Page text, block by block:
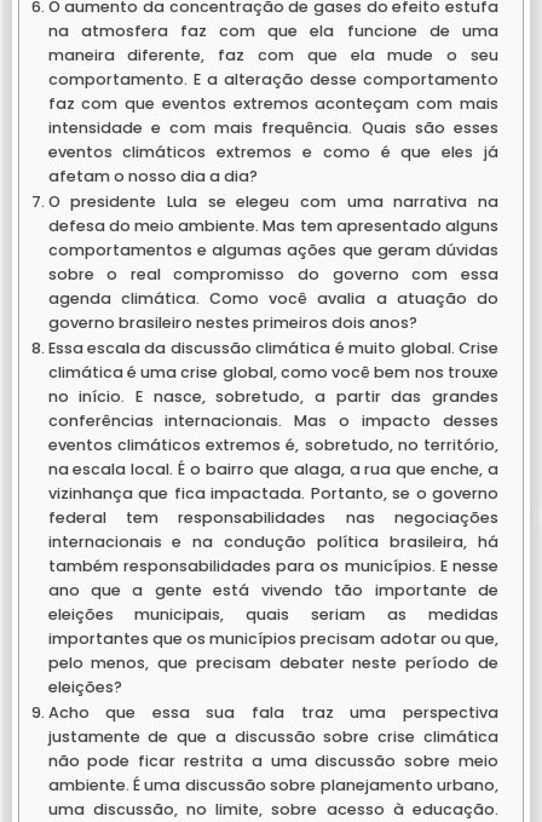
O aumento da concentração de gases do efeito estufa
na atmosfera faz com que ela funcione de uma
maneira diferente, faz com que ela mude o seu
comportamento. E a alteração desse comportamento
faz com que eventos extremos aconteçam com mais
intensidade e com mais frequência. Quais são esses
eventos climáticos extremos e como é que eles já
afetam o nosso dia a dia?
O presidente Lula se elegeu com uma narrativa na
defesa do meio ambiente. Mas tem apresentado alguns
comportamentos e algumas ações que geram dúvidas
sobre o real compromisso do governo com essa
agenda climática. Como você avalia a atuação do
governo brasileiro nestes primeiros dois anos?
Essa escala da discussão climática é muito global. Crise
climática é uma crise global, como você bem nos trouxe
no início. E nasce, sobretudo, a partir das grandes
conferências internacionais. Mas o impacto desses
eventos climáticos extremos é, sobretudo, no território,
na escala local. É o bairro que alaga, a rua que enche, a
vizinhança que fica impactada. Portanto, se o governo
federal tem responsabilidades nas negociações
internacionais e na condução política brasileira, há
também responsabilidades para os municípios. E nesse
ano que a gente está vivendo tão importante de
eleições municipais, quais seriam as medidas
importantes que os municípios precisam adotar ou que,
pelo menos, que precisam debater neste período de
eleições?
Acho que essa sua fala traz uma perspectiva
justamente de que a discussão sobre crise climática
não pode ficar restrita a uma discussão sobre meio
ambiente. É uma discussão sobre planejamento urbano,
uma discussão, no limite, sobre acesso à educação.